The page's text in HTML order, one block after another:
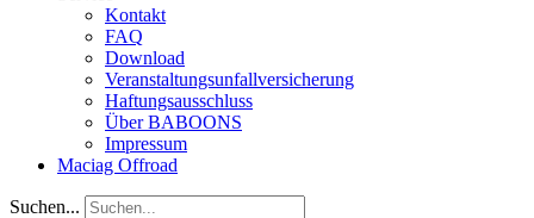
Kontakt
FAQ
Download
Veranstaltungsunfallversicherung
Haftungsausschluss
Über BABOONS
Impressum
Maciag Offroad
Suchen...